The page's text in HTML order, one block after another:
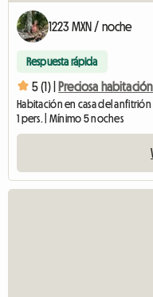
1223 MXN / noche
Respuesta rápida
5 (1) | Preciosa
Habitación en casa del anfitrión
1 pers. | Mínimo 5 noches